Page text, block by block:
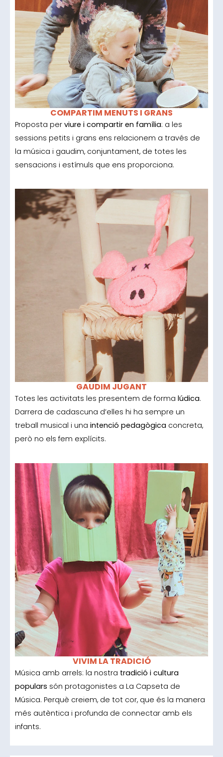
COMPARTIM MENUTS I GRANS
Proposta per viure i compartir en família: a les
sessions petits i grans ens relacionem a través de
la música i gaudim, conjuntament, de totes les
sensacions i estímuls que ens proporciona.
GAUDIM JUGANT
Totes les activitats les presentem de forma lúdica.
Darrera de cadascuna d’elles hi ha sempre un
treball musical i una intenció pedagògica concreta,
però no els fem explícits.
VIVIM LA TRADICIÓ
Música amb arrels: la nostra tradició i cultura
populars són protagonistes a La Capseta de
Música. Perquè creiem, de tot cor, que és la manera
més autèntica i profunda de connectar amb els
infants.